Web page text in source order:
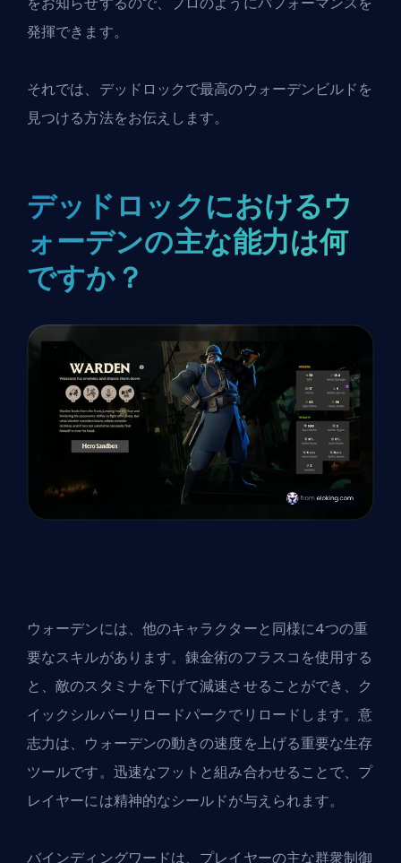
発揮できます。
それでは、デッドロックで最高のウォーデンビルドを
見つける方法をお伝えします。
デッドロックにおけるウ
ォーデンの主な能力は何
ですか？
ウォーデンには、他のキャラクターと同様に4つの重
要なスキルがあります。錬金術のフラスコを使用する
と、敵のスタミナを下げて減速させることができ、ク
イックシルバーリロードパークでリロードします。意
志力は、ウォーデンの動きの速度を上げる重要な生存
ツールです。迅速なフットと組み合わせることで、プ
レイヤーには精神的なシールドが与えられます。
バインディングワードは、プレイヤーの主な群衆制御